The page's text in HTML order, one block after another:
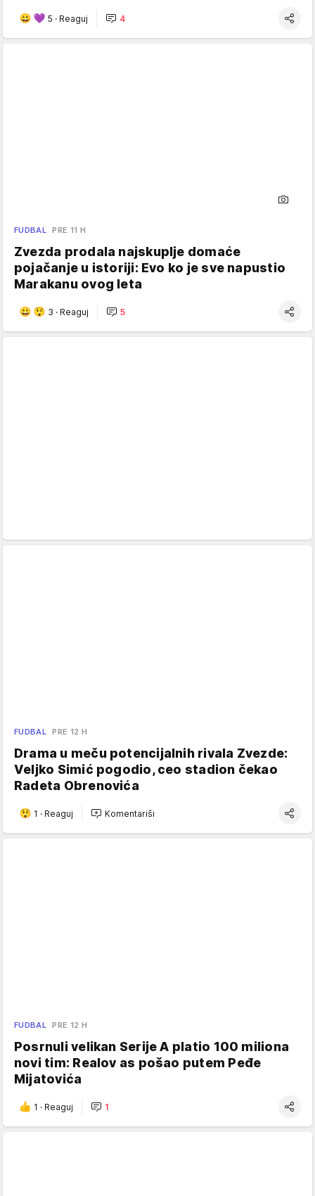
5 · Reaguj 4
FUDBAL PRE 11 H
Zvezda prodala najskuplje domaće
pojačanje u istoriji: Evo ko je sve napustio
Marakanu ovog leta
3 · Reaguj 5
FUDBAL PRE 12 H
Drama u meču potencijalnih rivala Zvezde:
Veljko Simić pogodio, ceo stadion čekao
Radeta Obrenovića
1 · Reaguj Komentariši
FUDBAL PRE 12 H
Posrnuli velikan Serije A platio 100 miliona
novi tim: Realov as pošao putem Peđe
Mijatovića
1 · Reaguj 1